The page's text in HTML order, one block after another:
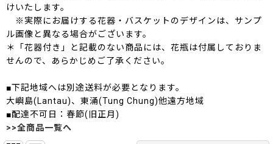
けいたします。
※実際にお届けする花器・バスケットのデザインは、サンプ
ル画像と異なる場合がございます。
＊「花器付き」と記載のない商品には、花瓶は付属しておりま
せんので、あらかじめご了承ください。
■下記地域へは別途送料が必要となります。
大嶼島(Lantau)、東涌(Tung Chung)他遠方地域
■配達不可日：春節(旧正月)
>>全商品一覧へ